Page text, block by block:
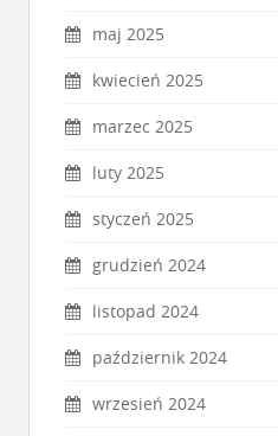
maj 2025
kwiecień 2025
marzec 2025
luty 2025
styczeń 2025
grudzień 2024
listopad 2024
październik 2024
wrzesień 2024